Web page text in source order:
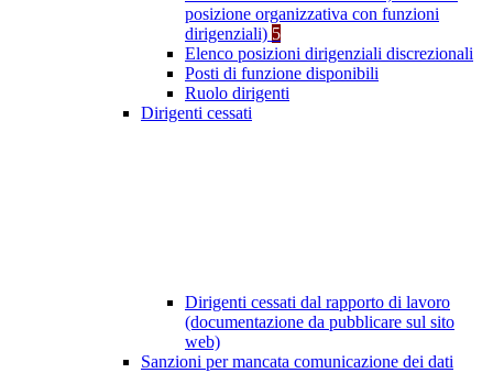
posizione organizzativa con funzioni
dirigenziali) 5
Elenco posizioni dirigenziali discrezionali
Posti di funzione disponibili
Ruolo dirigenti
Dirigenti cessati
Dirigenti cessati dal rapporto di lavoro
(documentazione da pubblicare sul sito
web)
Sanzioni per mancata comunicazione dei dati